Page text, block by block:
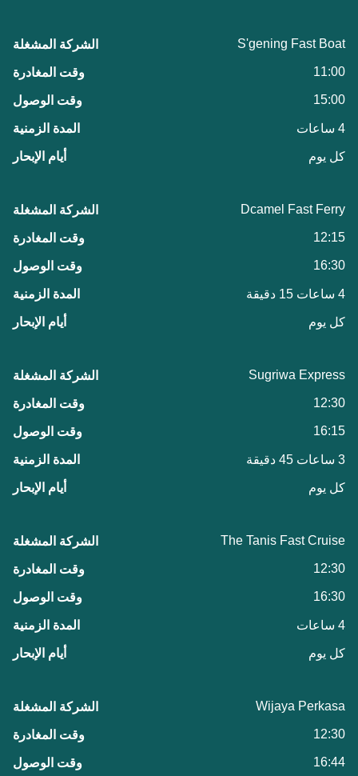
S'gening Fast Boat
11:00
15:00
4 ساعات
كل يوم
Dcamel Fast Ferry
12:15
16:30
4 ساعات 15 دقيقة
كل يوم
Sugriwa Express
12:30
16:15
3 ساعات 45 دقيقة
كل يوم
The Tanis Fast Cruise
12:30
16:30
4 ساعات
كل يوم
Wijaya Perkasa
12:30
16:44